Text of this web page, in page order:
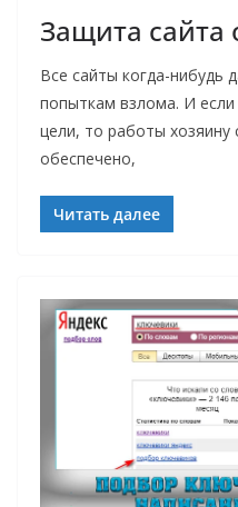
Защита сайта
Все сайты когда-нибудь
попыткам взлома. И
цели, то работы хозяину
обеспечено,
Читать далее